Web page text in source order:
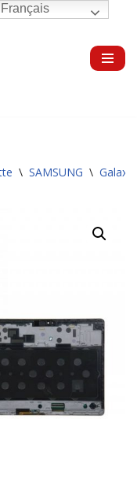
\ SAMSUNG \ Galaxy
Français